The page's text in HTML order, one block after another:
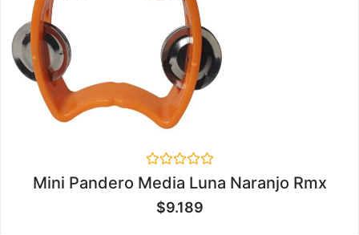
Valorado
en
de
Mini Pandero Media Luna Naranjo Rmx
$9.189